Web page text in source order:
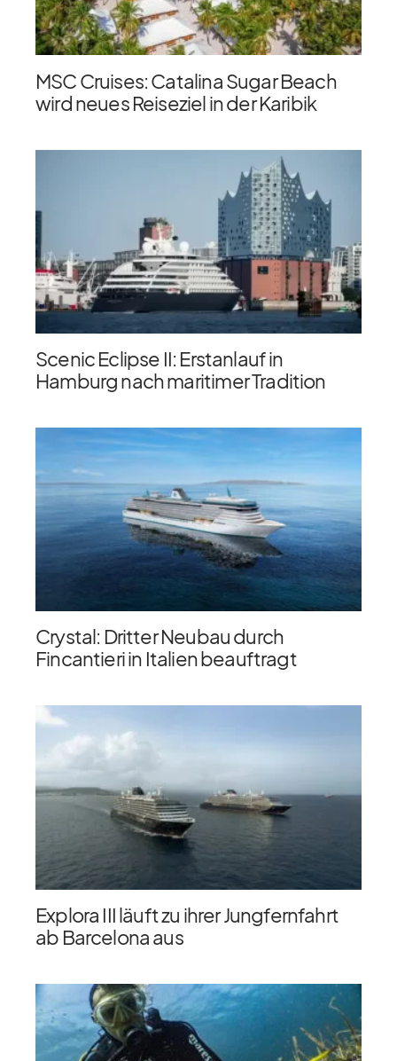
MSC Cruises: Catalina Sugar Beach
wird neues Reiseziel in der Karibik
Scenic Eclipse II: Erstanlauf in
Hamburg nach maritimer Tradition
Crystal: Dritter Neubau durch
Fincantieri in Italien beauftragt
Explora III läuft zu ihrer Jungfernfahrt
ab Barcelona aus